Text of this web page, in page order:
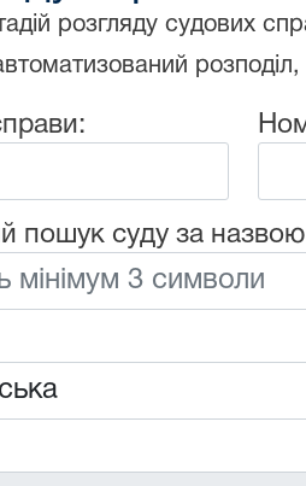
розгляду судових
пошук суду за